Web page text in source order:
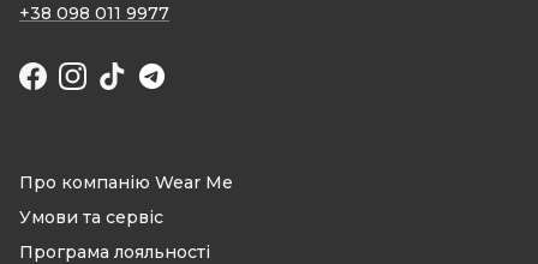
+38 098 011 9977
Facebook
Instagram
TikTok
Про компанію Wear Me
Умови та сервіс
Програма лояльності